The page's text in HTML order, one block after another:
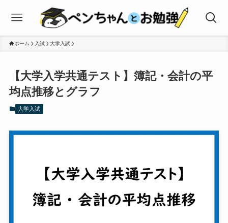
ホーム 入試 大学入試
【大学入学共通テスト】簿記・会計の平
均点推移とグラフ
大学入試